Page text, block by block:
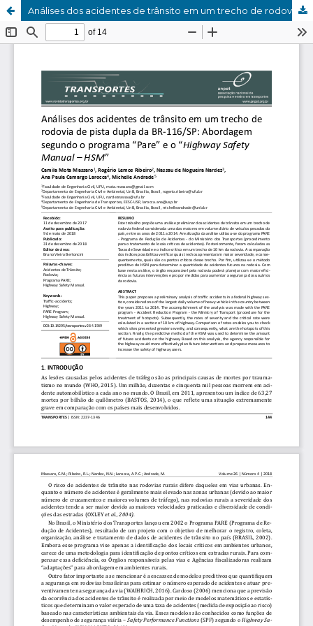
Análises dos acidentes de trânsito em um trecho de rodovia de pista dupla da BR-116/SP: Abordagem segundo o programa “Pare” e o “Highway Safety Manual – HSM”